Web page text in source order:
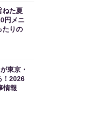
ねた夏
円メニ
たりの
東京・
！2026
情報